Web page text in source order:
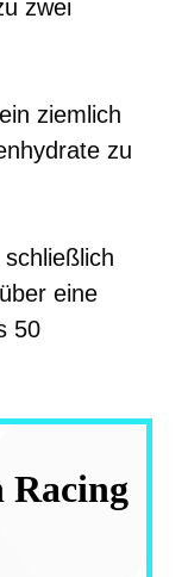
zwei
ziemlich
zu
über eine
50